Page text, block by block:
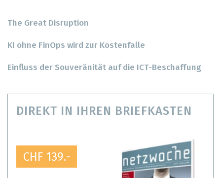
The Great Disruption
KI ohne FinOps wird zur Kostenfalle
Einfluss der Souveränität auf die ICT-Beschaffung
DIREKT IN IHREN BRIEFKASTEN
CHF 139.-